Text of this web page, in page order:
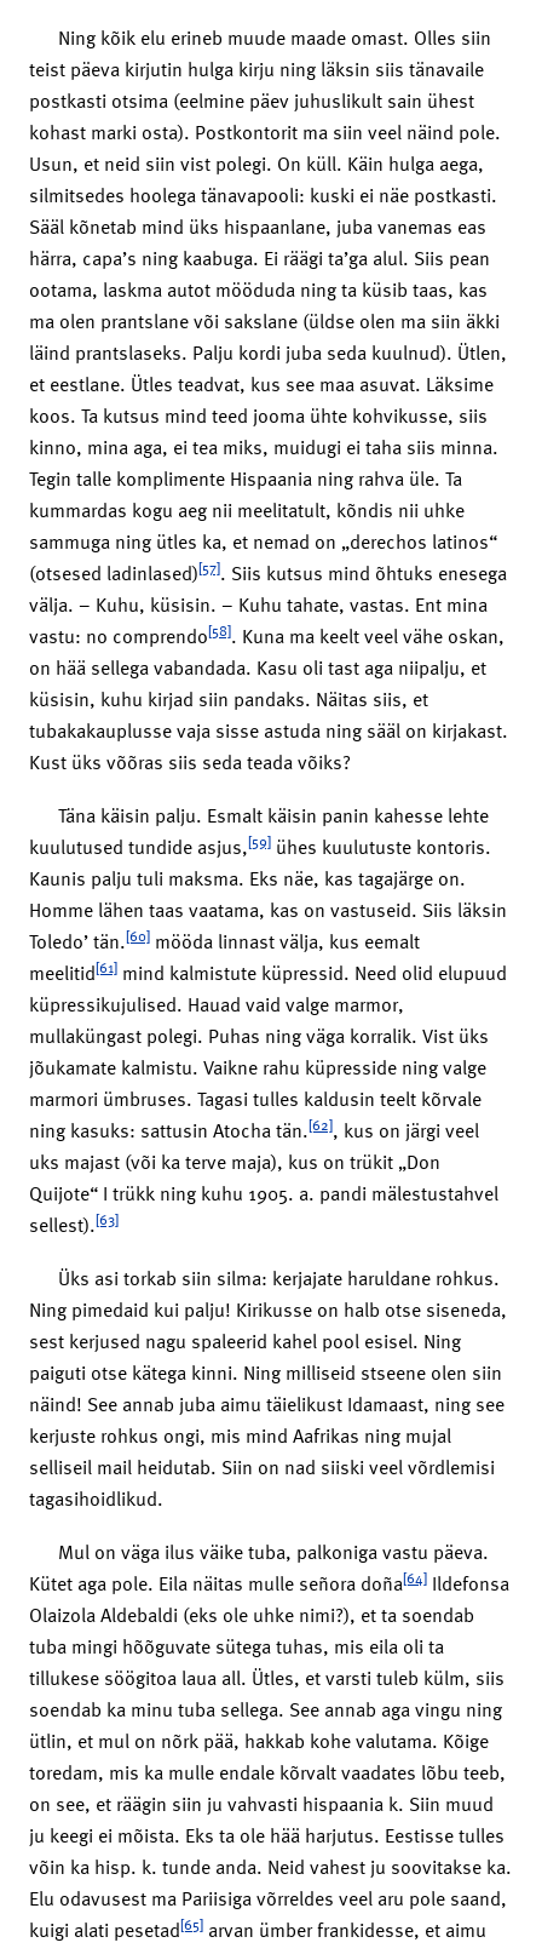
Ning kõik elu erineb muude maade omast. Olles siin
teist päeva kirjutin hulga kirju ning läksin siis tänavaile
postkasti otsima (eelmine päev juhuslikult sain ühest
kohast marki osta). Postkontorit ma siin veel näind pole.
Usun, et neid siin vist polegi. On küll. Käin hulga aega,
silmitsedes hoolega tänavapooli: kuski ei näe postkasti.
Sääl kõnetab mind üks hispaanlane, juba vanemas eas
härra, capa’s ning kaabuga. Ei räägi ta’ga alul. Siis pean
ootama, laskma autot mööduda ning ta küsib taas, kas
ma olen prantslane või sakslane (üldse olen ma siin äkki
läind prantslaseks. Palju kordi juba seda kuulnud). Ütlen,
et eestlane. Ütles teadvat, kus see maa asuvat. Läksime
koos. Ta kutsus mind teed jooma ühte kohvikusse, siis
kinno, mina aga, ei tea miks, muidugi ei taha siis minna.
Tegin talle komplimente Hispaania ning rahva üle. Ta
kummardas kogu aeg nii meelitatult, kõndis nii uhke
sammuga ning ütles ka, et nemad on „derechos latinos“
(otsesed ladinlased)[57]. Siis kutsus mind õhtuks enesega
välja. – Kuhu, küsisin. – Kuhu tahate, vastas. Ent mina
vastu: no comprendo[58]. Kuna ma keelt veel vähe oskan,
on hää sellega vabandada. Kasu oli tast aga niipalju, et
küsisin, kuhu kirjad siin pandaks. Näitas siis, et
tubakakauplusse vaja sisse astuda ning sääl on kirjakast.
Kust üks võõras siis seda teada võiks?
Täna käisin palju. Esmalt käisin panin kahesse lehte
kuulutused tundide asjus,[59] ühes kuulutuste kontoris.
Kaunis palju tuli maksma. Eks näe, kas tagajärge on.
Homme lähen taas vaatama, kas on vastuseid. Siis läksin
Toledo’ tän.[60] mööda linnast välja, kus eemalt
meelitid[61] mind kalmistute küpressid. Need olid elupuud
küpressikujulised. Hauad vaid valge marmor,
mullaküngast polegi. Puhas ning väga korralik. Vist üks
jõukamate kalmistu. Vaikne rahu küpresside ning valge
marmori ümbruses. Tagasi tulles kaldusin teelt kõrvale
ning kasuks: sattusin Atocha tän.[62], kus on järgi veel
uks majast (või ka terve maja), kus on trükit „Don
Quijote“ I trükk ning kuhu 1905. a. pandi mälestustahvel
sellest).[63]
Üks asi torkab siin silma: kerjajate haruldane rohkus.
Ning pimedaid kui palju! Kirikusse on halb otse siseneda,
sest kerjused nagu spaleerid kahel pool esisel. Ning
paiguti otse kätega kinni. Ning milliseid stseene olen siin
näind! See annab juba aimu täielikust Idamaast, ning see
kerjuste rohkus ongi, mis mind Aafrikas ning mujal
selliseil mail heidutab. Siin on nad siiski veel võrdlemisi
tagasihoidlikud.
Mul on väga ilus väike tuba, palkoniga vastu päeva.
Kütet aga pole. Eila näitas mulle señora doña[64] Ildefonsa
Olaizola Aldebaldi (eks ole uhke nimi?), et ta soendab
tuba mingi hõõguvate sütega tuhas, mis eila oli ta
tillukese söögitoa laua all. Ütles, et varsti tuleb külm, siis
soendab ka minu tuba sellega. See annab aga vingu ning
ütlin, et mul on nõrk pää, hakkab kohe valutama. Kõige
toredam, mis ka mulle endale kõrvalt vaadates lõbu teeb,
on see, et räägin siin ju vahvasti hispaania k. Siin muud
ju keegi ei mõista. Eks ta ole hää harjutus. Eestisse tulles
võin ka hisp. k. tunde anda. Neid vahest ju soovitakse ka.
Elu odavusest ma Pariisiga võrreldes veel aru pole saand,
kuigi alati pesetad[65] arvan ümber frankidesse, et aimu